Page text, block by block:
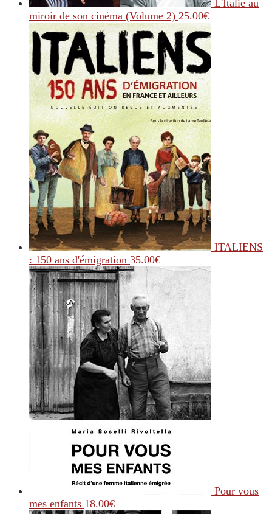
L'Italie au
miroir de son cinéma (Volume 2) 25.00€
ITALIENS
: 150 ans d'émigration 35.00€
Pour vous
mes enfants 18.00€